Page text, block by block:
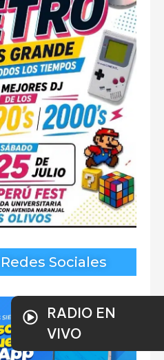
Sociales
RADIO EN
VIVO